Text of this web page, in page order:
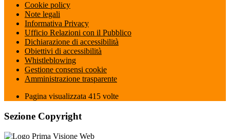
Cookie policy
Note legali
Informativa Privacy
Ufficio Relazioni con il Pubblico
Dichiarazione di accessibilità
Obiettivi di accessibilità
Whistleblowing
Gestione consensi cookie
Amministrazione trasparente
Pagina visualizzata 415 volte
Sezione Copyright